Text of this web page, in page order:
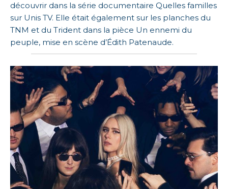
découvrir dans la série documentaire Quelles familles
sur Unis TV. Elle était également sur les planches du
TNM et du Trident dans la pièce Un ennemi du
peuple, mise en scène d’Édith Patenaude.